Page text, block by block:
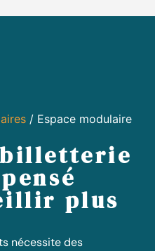
/ Espace modulaire
billetterie
plus
nécessite des